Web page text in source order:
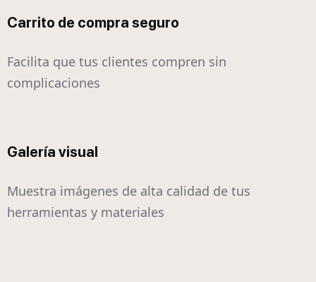
Carrito de compra seguro
Facilita que tus clientes compren sin
complicaciones
Galería visual
Muestra imágenes de alta calidad de tus
herramientas y materiales